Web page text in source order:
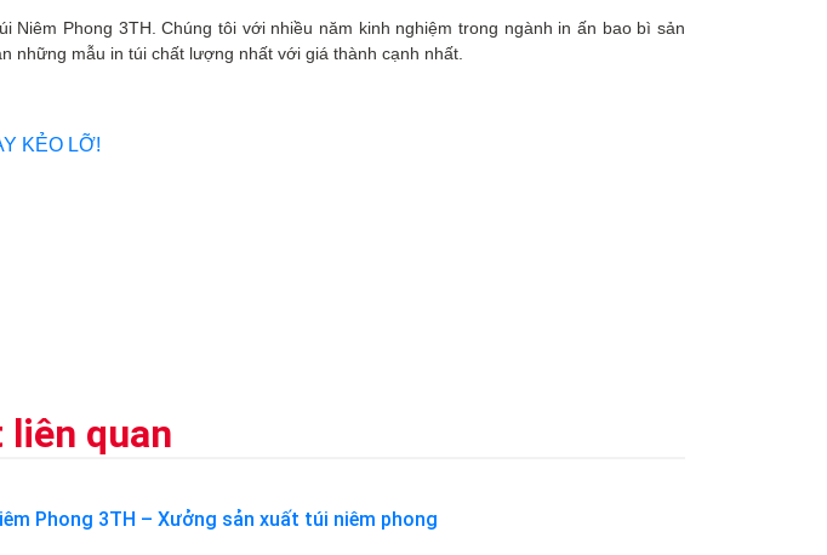
Phong 3TH. Chúng tôi với nhiều năm kinh nghiệm trong ngành in ấn bao bì sản
những mẫu in túi chất lượng nhất với giá thành cạnh nhất.
KẺO LỠ!
liên quan
Phong 3TH – Xưởng sản xuất túi niêm phong